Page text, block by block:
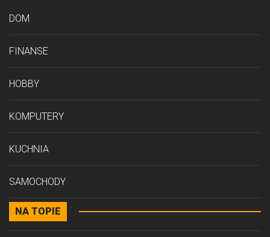
DOM
FINANSE
HOBBY
KOMPUTERY
KUCHNIA
SAMOCHODY
STYL
NA TOPIE